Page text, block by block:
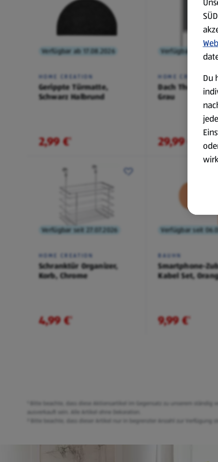
Verfügbar ab 17.08.2026
HOME CREATION
Gerippte Türmatte,
Schwarz Halbrund
2,99 €¹
Verfügbar seit
HOME CREATION
Dach Thermo
Grau
29,99 €
Verfügbar seit 27.07.2026
HOME CREATION
Schranktür Organizer,
Korb, Chrome
4,99 €¹
Verfügbar seit
BAUHN
Smartphone-
Kabel Set,
9,99 €¹
¹ Bitte beachte, dass diese Aktionsartikel im Gegensatz zu unserem
ausverkauft sein. Alle Artikel ohne Dekoration.
² Bitte beachte, dass dieser Artikel nur in begrenzter Anzahl zur
Du